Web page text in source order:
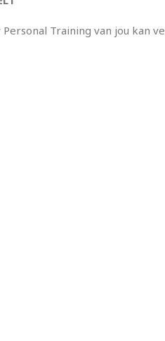
Training van jou kan